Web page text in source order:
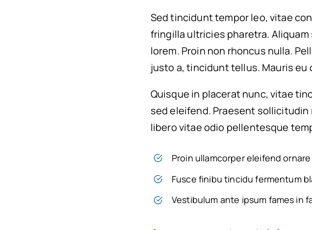
Sed tincidunt tempor leo, vitae
fringilla ultricies pharetra.
lorem. Proin non rhoncus nulla.
justo a, tincidunt tellus. Mauris eu
Quisque in placerat nunc, vitae
sed eleifend. Praesent sollicitudin
libero vitae odio pellentesque
Proin ullamcorper eleifend
Fusce finibu tincidu fermentum
Vestibulum ante ipsum fames in